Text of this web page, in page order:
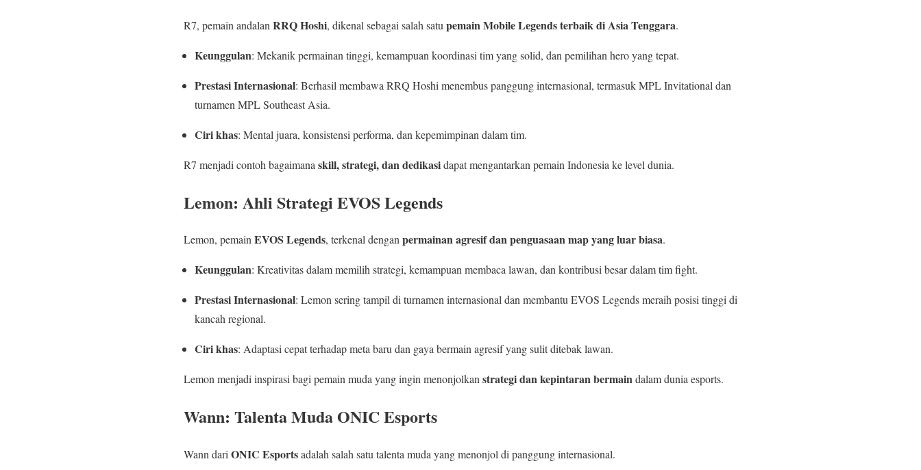
R7, pemain andalan RRQ Hoshi, dikenal sebagai salah satu pemain Mobile Legends terbaik di Asia Tenggara.
Keunggulan: Mekanik permainan tinggi, kemampuan koordinasi tim yang solid, dan pemilihan hero yang tepat.
Prestasi Internasional: Berhasil membawa RRQ Hoshi menembus panggung internasional, termasuk MPL Invitational dan
turnamen MPL Southeast Asia.
Ciri khas: Mental juara, konsistensi performa, dan kepemimpinan dalam tim.
R7 menjadi contoh bagaimana skill, strategi, dan dedikasidapat mengantarkan pemain Indonesia ke level dunia.
Lemon: Ahli Strategi EVOS Legends
Lemon, pemainEVOS Legends, terkenal denganpermainan agresif dan penguasaan map yang luar biasa.
Keunggulan: Kreativitas dalam memilih strategi, kemampuan membaca lawan, dan kontribusi besar dalam tim fight.
Prestasi Internasional: Lemon sering tampil di turnamen internasional dan membantu EVOS Legends meraih posisi tinggi di
kancah regional.
Ciri khas: Adaptasi cepat terhadap meta baru dan gaya bermain agresif yang sulit ditebak lawan.
Lemon menjadi inspirasi bagi pemain muda yang ingin menonjolkanstrategi dan kepintaran bermaindalam dunia esports.
Wann: Talenta Muda ONIC Esports
Wann dariONIC Esportsadalah salah satu talenta muda yang menonjol di panggung internasional.